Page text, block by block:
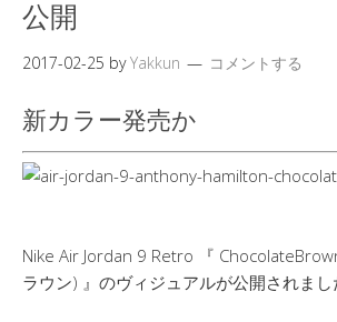
公開
2017-02-25 byYakkun コメントする
新カラー発売か
Nike Air Jordan 9 Retro 『
ラウン) 』のヴィジュアルが公開されまし